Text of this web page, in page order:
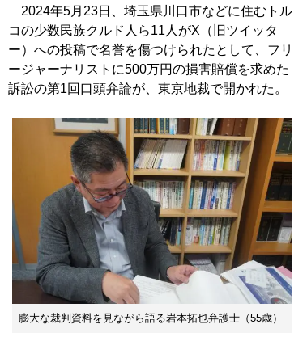
2024年5月23日、埼玉県川口市などに住むトル
コの少数民族クルド人ら11人がX（旧ツイッタ
ー）への投稿で名誉を傷つけられたとして、フリ
ージャーナリストに500万円の損害賠償を求めた
訴訟の第1回口頭弁論が、東京地裁で開かれた。
膨大な裁判資料を見ながら語る岩本拓也弁護士（55歳）